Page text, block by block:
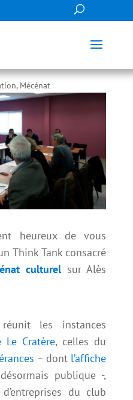
Mécénat sur Alès
, Mécénat
heureux de vous
Think Tank consacré
culturelsur Alès
les instances
Le Cratère, celles du
– dont l’affiche
publique -,
du club